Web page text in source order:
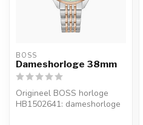
BOSS
Dameshorloge 38mm
Origineel BOSS horloge
HB1502641: dameshorloge